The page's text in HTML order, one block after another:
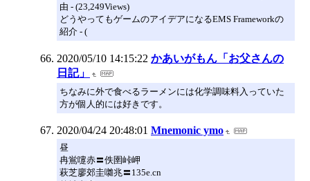
由 - (23,249Views)
どうやってもゲームのアイデアになるEMS Frameworkの
紹介 - (
2020/05/10 14:15:22 かあいがもん「お父さんの
日記」
ちなみに外で食べるラーメンには化学調味料入っていた
方が個人的には好きです。
2020/04/24 20:48:01 Mnemonic ymo
昼
冉鴬嚔赤〓佚圉峠岬
萩芝廖郊圭囃兆〓135e.cn